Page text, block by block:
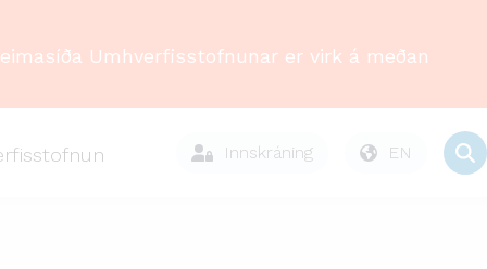
Innskráning EN
Umhverfisstofnunar er virk á meðan